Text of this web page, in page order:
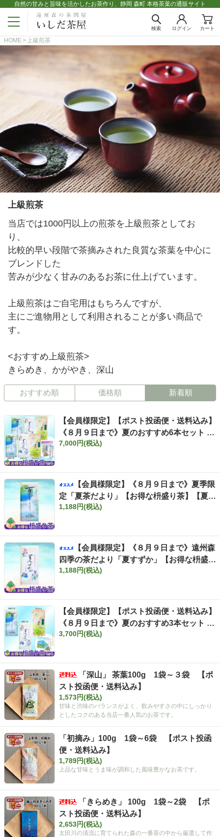
自然の甘みと旨味を活かしたお茶作り、静岡 森町 本格茶葉の通販サイト
検索 ログイン カート
HOME 上級煎茶
上級煎茶
当店では1000円以上の煎茶を上級煎茶としてお
り、
比較的早い段階で茶摘みされた良質な茶葉を中心に
ブレンドした
苦みが少なく甘みのあるお茶に仕上げています。
上級煎茶はご自宅用はもちろんですが、
主にご進物用として利用されることが多い商品で
す。
<おすすめ上級煎茶>
きらめき、かがやき、深山
おすすめ順 価格順 新着順
【会員様限定】【ポスト投函便・送料込み】
《８月９日まで》夏のおすすめ6本セット き
らめきティーバッグ7ヶ入りプレゼント付き
7,000円(税込)
【会員様限定】《８月９日まで》夏季限
定「夏茶だより」【お得な枡盛り茶】【夏ギ
フト】マス
1,188円(税込)
【会員様限定】《８月９日まで》遠州森
四季の茶だより「夏すずか」【お得な枡盛り
茶】【夏ギフト】マス
1,188円(税込)
【会員様限定】【ポスト投函便・送料込み】
《８月９日まで》夏のおすすめ3本セット 上
煎茶ティーバッグ3ヶ入りプレゼント付き
3,700円(税込)
「深山」 茶葉100g 1袋～３袋 【ポ
スト投函便・送料込み】
1,573円(税込)
甘味と渋味のバランスがよく、飲みやすさの中にしっかり
としたコクのある当店一番人気のお茶です。
「初摘み」100g 1袋～6袋 【ポスト投函
便・送料込み】
1,789円(税込)
上品な甘味とうま味が調和した風味豊かなお茶です。
「きらめき」 100g 1袋～2袋 【ポ
スト投函便・送料込み】
2,653円(税込)
太田川の清流に育てられた森の一番茶の中から厳選して作